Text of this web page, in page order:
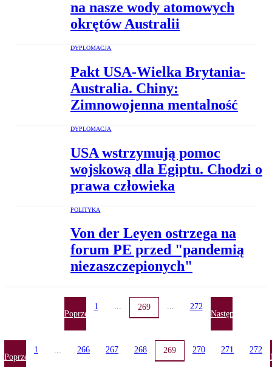
na nasze wody atomowych
okrętów Australii
DYPLOMACJA
Pakt USA-Wielka Brytania-
Australia. Chiny:
Zimnowojenna mentalność
DYPLOMACJA
USA wstrzymują pomoc
wojskową dla Egiptu. Chodzi o
prawa człowieka
POLITYKA
Von der Leyen ostrzega na
forum PE przed "pandemią
niezaszczepionych"
Poprzednia
1 ... 269 ... 272
Następna
Poprzednia
1 ... 266 267 268 269 270 271 272